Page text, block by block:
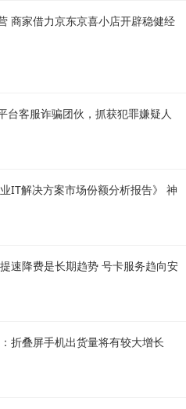
商家借力京东京喜小店开辟稳健经
台客服诈骗团伙，抓获犯罪嫌疑人
IT解决方案市场份额分析报告》 神
速降费是长期趋势 号卡服务趋向安
折叠屏手机出货量将有较大增长